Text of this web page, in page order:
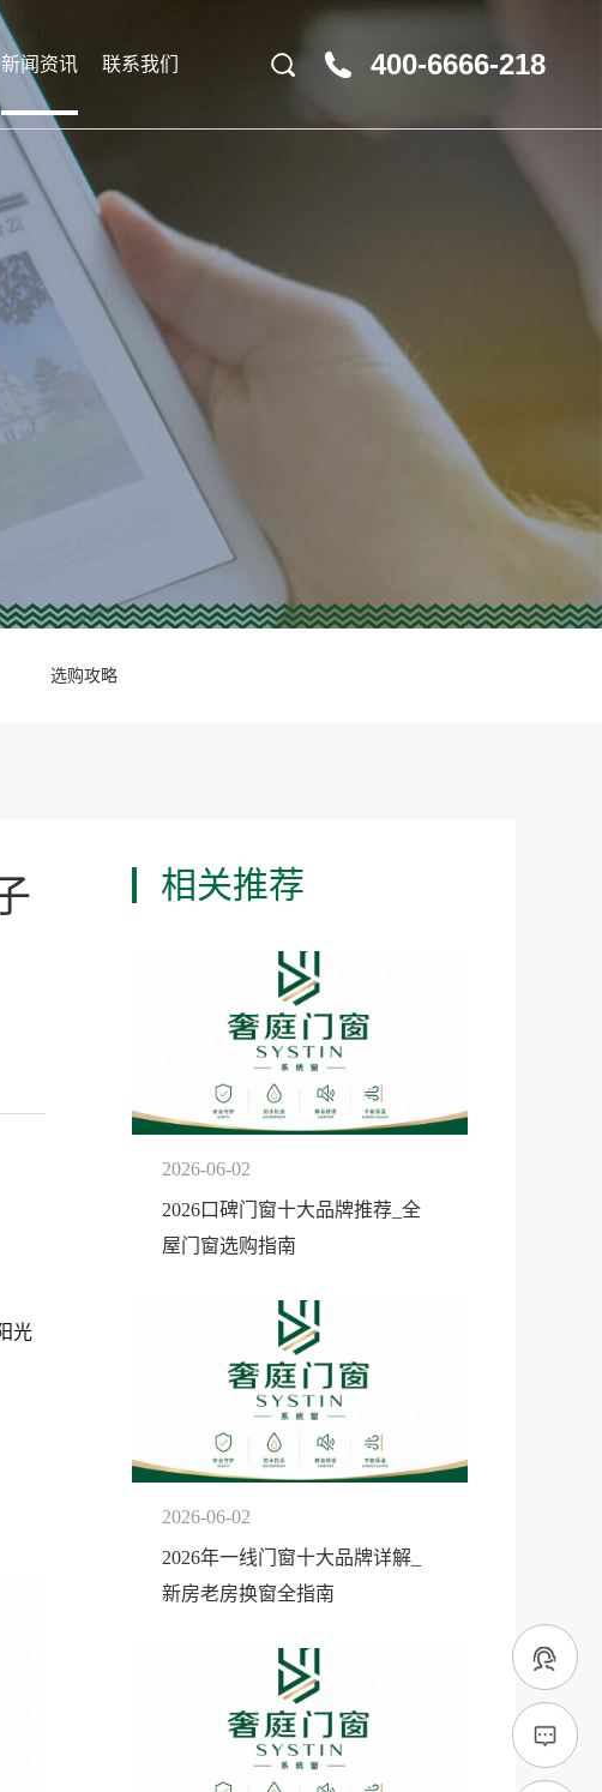
新闻资讯 联系我们 400-6666-218
选购攻略
光
相关推荐
2026-06-02
2026口碑门窗十大品牌推荐_全
屋门窗选购指南
2026-06-02
2026年一线门窗十大品牌详解_
新房老房换窗全指南